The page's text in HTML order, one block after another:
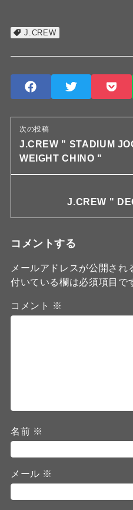
J.CREW
次の投稿
J.CREW " STADIUM
WEIGHT CHINO "
J.CREW "
コメントする
メールアドレスが公開され
付いている欄は必須項目で
コメント ※
名前 ※
メール ※